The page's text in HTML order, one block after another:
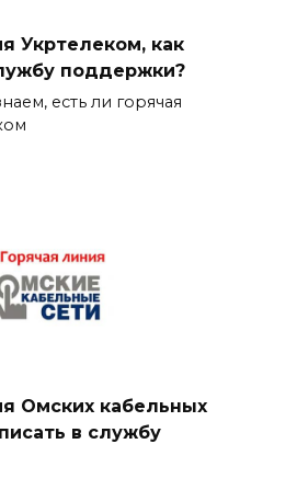
Укртелеком, как
поддержки?
есть ли горячая
Омских кабельных
в службу